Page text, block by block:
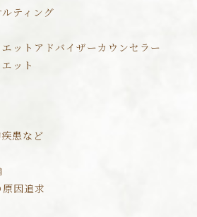
ティング
ットアドバイザーカウンセラー
ット
患など
因追求